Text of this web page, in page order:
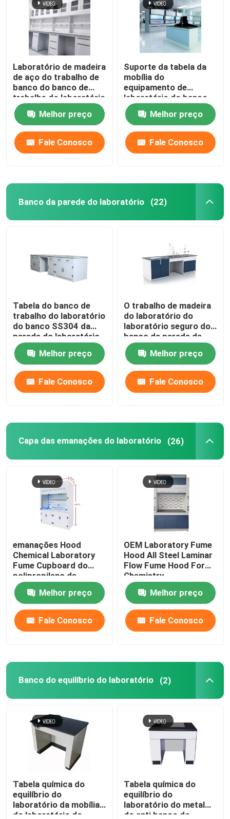
Laboratório de madeira
de aço do trabalho de
banco do banco de
trabalho do laboratório
da escola com armário
de armazenamento
Melhor preço
Fale Conosco
Suporte da tabela da
mobília do
equipamento de
laboratório do banco
da ilha do laboratório
do projeto moderno
Melhor preço
Fale Conosco
Banco da parede do laboratório (22)
Tabela do banco de
trabalho do laboratório
do banco SS304 da
parede do laboratório
dos materiais dos PP
Melhor preço
Fale Conosco
O trabalho de madeira
do laboratório do
laboratório seguro do
banco da parede da
placa da resina
apresenta o banco
para a escola
Melhor preço
Fale Conosco
Capa das emanações do laboratório (26)
emanações Hood
Chemical Laboratory
Fume Cupboard do
polipropileno de
2350mm
Melhor preço
Fale Conosco
OEM Laboratory Fume
Hood All Steel Laminar
Flow Fume Hood For
Chemistry
Melhor preço
Fale Conosco
Banco do equilíbrio do laboratório (2)
Tabela química do
equilíbrio do
laboratório da mobília
do laboratório do
Tabela química do
equilíbrio do
laboratório do metal
do anti banco do